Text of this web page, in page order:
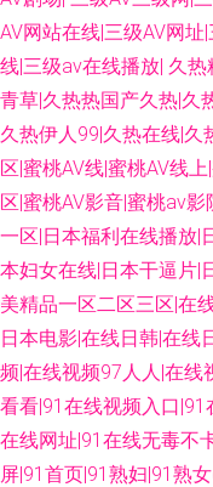
国产九九九 91网站黄 黄色
天性生活 91九色123区 99
片影院 午夜福利av理论 丁
精品久久 欧美操人 91麻豆
91 成人大香蕉视频 亚洲AB
网站 玖玖av资源 www香蕉
导航微拍 老司机精品导航
AV网站在线|三级AV网
线|三级av在线播放| 久热
青草|久热热国产久热|久
久热伊人99|久热在线|久
区|蜜桃AV线|蜜桃AV线
区|蜜桃AV影音|蜜桃av影
一区|日本福利在线播放|
本妇女在线|日本干逼片|
美精品一区二区三区|在
日本电影|在线日韩|在线
频|在线视频97人人|在线
看看|91在线视频入口|91
在线网址|91在线无毒不
屏|91首页|91熟妇|91熟